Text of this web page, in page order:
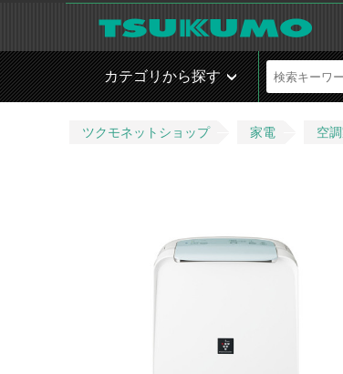
カテゴリから探す
ツクモネットショップ 家電 空